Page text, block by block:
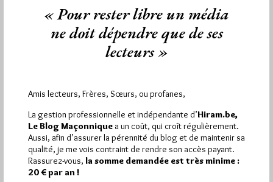
C'est Le Point.fr qui dans un article écrit par Nadia Geert et
publié vendredi soir sur son site, intitulé Antimaçonnisme…
Dans la presse
Hier jeudi 6 août 2026, Hiram.be a reçu1 441 visites
2 502 pagesont été lues (Source : Pirsch.io)
Plus d’informations
« Pour rester libre un média
ne doit dépendre que de ses
lecteurs »
Amis lecteurs, Frères, Sœurs, ou profanes,
La gestion professionnelle et indépendante d’Hiram.be,
Le Blog Maçonnique a un coût, qui croît régulièrement.
Aussi, afin d’assurer la pérennité du blog et de maintenir sa
qualité, je me vois contraint de rendre son accès payant.
Rassurez-vous, la somme demandée est très minime :
20 € par an !